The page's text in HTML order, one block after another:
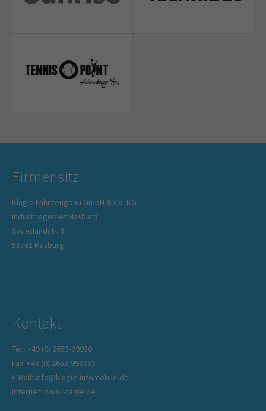
Firmensitz
Klagie Fahrzeugbau GmbH & Co. KG
Industriegebiet Masburg
Sauerlandstr. 8
56761 Masburg
Kontakt
Tel.: +49 (0) 2653-99930
Fax: +49 (0) 2653-999333
E-Mail: info@klagie-infomobile.de
Internet: www.klagie.de